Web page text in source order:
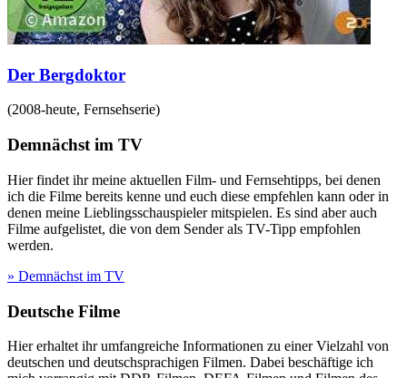
Der Bergdoktor
(2008-heute, Fernsehserie)
Demnächst im TV
Hier findet ihr meine aktuellen Film- und Fernsehtipps, bei denen
ich die Filme bereits kenne und euch diese empfehlen kann oder in
denen meine Lieblingsschauspieler mitspielen. Es sind aber auch
Filme aufgelistet, die von dem Sender als TV-Tipp empfohlen
werden.
» Demnächst im TV
Deutsche Filme
Hier erhaltet ihr umfangreiche Informationen zu einer Vielzahl von
deutschen und deutschsprachigen Filmen. Dabei beschäftige ich